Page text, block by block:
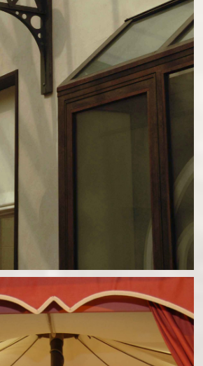
SIÈGE DE SOCIÉTÉ